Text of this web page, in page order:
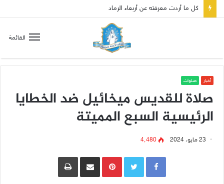
القائمة
أخبار صلوات
صلاة للقديس ميخائيل ضد الخطايا
الرئيسية السبع المميتة
23 مايو، 2024 4٬480
Pinterestمشاركة عبر البريد طباعة